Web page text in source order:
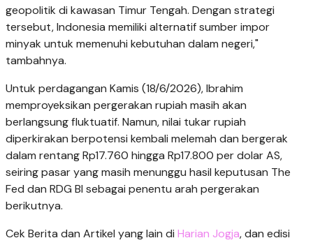
geopolitik di kawasan Timur Tengah. Dengan strategi
tersebut, Indonesia memiliki alternatif sumber impor
minyak untuk memenuhi kebutuhan dalam negeri,"
tambahnya.
Untuk perdagangan Kamis (18/6/2026), Ibrahim
memproyeksikan pergerakan rupiah masih akan
berlangsung fluktuatif. Namun, nilai tukar rupiah
diperkirakan berpotensi kembali melemah dan bergerak
dalam rentang Rp17.760 hingga Rp17.800 per dolar AS,
seiring pasar yang masih menunggu hasil keputusan The
Fed dan RDG BI sebagai penentu arah pergerakan
berikutnya.
Cek Berita dan Artikel yang lain di Harian Jogja, dan edisi